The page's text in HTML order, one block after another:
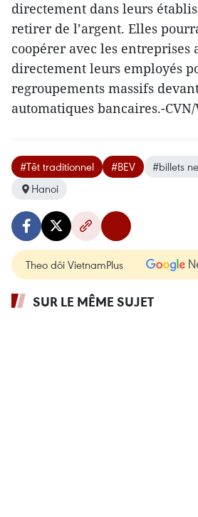
directement dans leurs
retirer de l’argent. Elles
coopérer avec les entreprises
directement leurs employés
regroupements massifs
automatiques bancaires.-
#Têt traditionnel #BEV #billets
Hanoi
Theo dõi VietnamPlus
SUR LE MÊME SUJET